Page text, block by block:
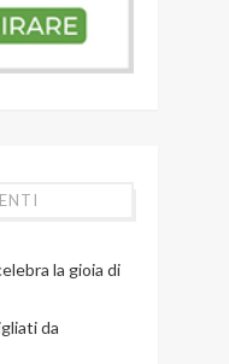
la gioia di
da